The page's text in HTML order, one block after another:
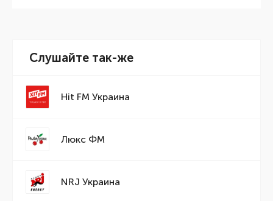
Слушайте так-же
Hit FM Украина
Люкс ФМ
NRJ Украина